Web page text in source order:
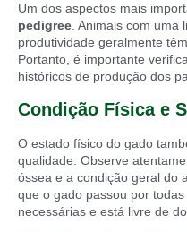
Um dos aspectos mais
pedigree . Animais com
produtividade geralmente
Portanto, é importante
históricos de produção dos
Condição Física e
O estado físico do gado
qualidade. Observe
óssea e a condição geral do
que o gado passou por todas
necessárias e está livre de